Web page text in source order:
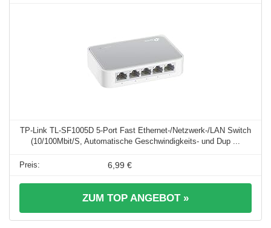
TP-Link TL-SF1005D 5-Port Fast Ethernet-/Netzwerk-/LAN Switch
(10/100Mbit/S, Automatische Geschwindigkeits- und Dup ...
6,99 €
ZUM TOP ANGEBOT »